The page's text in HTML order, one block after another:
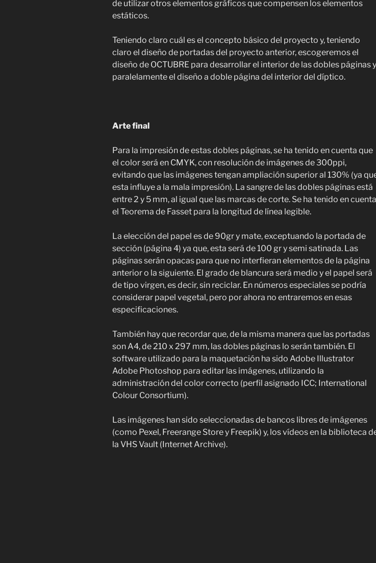
de utilizar otros elementos gráficos que compensen los elementos
estáticos.
Teniendo claro cuál es el concepto básico del proyecto y, teniendo
claro el diseño de portadas del proyecto anterior, escogeremos el
diseño de OCTUBRE para desarrollar el interior de las dobles páginas
paralelamente el diseño a doble página del interior del díptico.
Arte final
Para la impresión de estas dobles páginas, se ha tenido en cuenta que
el color será en CMYK, con resolución de imágenes de 300ppi,
evitando que las imágenes tengan ampliación superior al 130% (ya
esta influye a la mala impresión). La sangre de las dobles páginas está
entre 2 y 5 mm, al igual que las marcas de corte. Se ha tenido en cuenta
el Teorema de Fasset para la longitud de línea legible.
La elección del papel es de 90gr y mate, exceptuando la portada de
sección (página 4) ya que, esta será de 100 gr y semi satinada. Las
páginas serán opacas para que no interfieran elementos de la página
anterior o la siguiente. El grado de blancura será medio y el papel será
de tipo virgen, es decir, sin reciclar. En números especiales se podría
considerar papel vegetal, pero por ahora no entraremos en esas
especificaciones.
También hay que recordar que, de la misma manera que las portadas
son A4, de 210 x 297 mm, las dobles páginas lo serán también. El
software utilizado para la maquetación ha sido Adobe Illustrator
Adobe Photoshop para editar las imágenes, utilizando la
administración del color correcto (perfil asignado ICC; International
Colour Consortium).
Las imágenes han sido seleccionadas de bancos libres de imágenes
(como Pexel, Freerange Store y Freepik) y, los vídeos en la biblioteca
la VHS Vault (Internet Archive).